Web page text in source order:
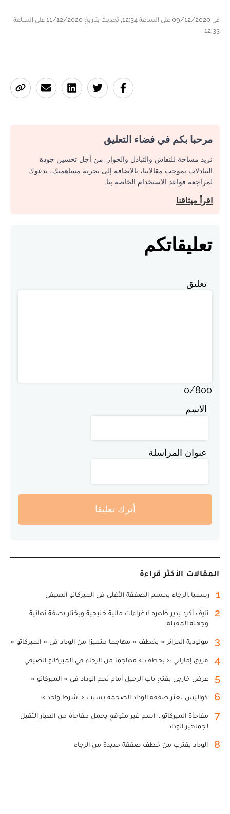
في 09/12/2020 على الساعة 12:34, تحديث بتاريخ 11/12/2020 على الساعة
12:33
مرحبا بكم في فضاء التعليق
نريد مساحة للنقاش والتبادل والحوار. من أجل تحسين جودة
التبادلات بموجب مقالاتنا، بالإضافة إلى تجربة مساهمتك، ندعوك
لمراجعة قواعد الاستخدام الخاصة بنا.
اقرأ ميثاقنا
تعليقاتكم
تعليق
0/800
الاسم
عنوان المراسلة
أترك تعليقا
المقالات الأكثر قراءة
1 رسميا..الرجاء يحسم الصفقة الأغلى في الميركاتو الصيفي
2
نايف أكرد يدير ظهره لاغراءات مالية خليجية ويختار بصفة نهائية
وجهته المقبلة
3 مولودية الجزائر « يخطف » مهاجما متميزا من الوداد في « الميركاتو »
4 فريق إماراتي « يخطف » مهاجما من الرجاء في الميركاتو الصيفي
5 عرض خارجي يفتح باب الرحيل أمام نجم الوداد في « الميركاتو »
6 كواليس تعثر صفقة الوداد الضخمة بسبب « شرط واحد »
7
مفاجأة الميركاتو... اسم غير متوقع يحمل مفاجأة من العيار الثقيل
لجماهير الوداد
8 الوداد يقترب من خطف صفقة جديدة من الرجاء